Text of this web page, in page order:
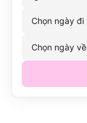
Chọn ngày đi
Chọn ngày về